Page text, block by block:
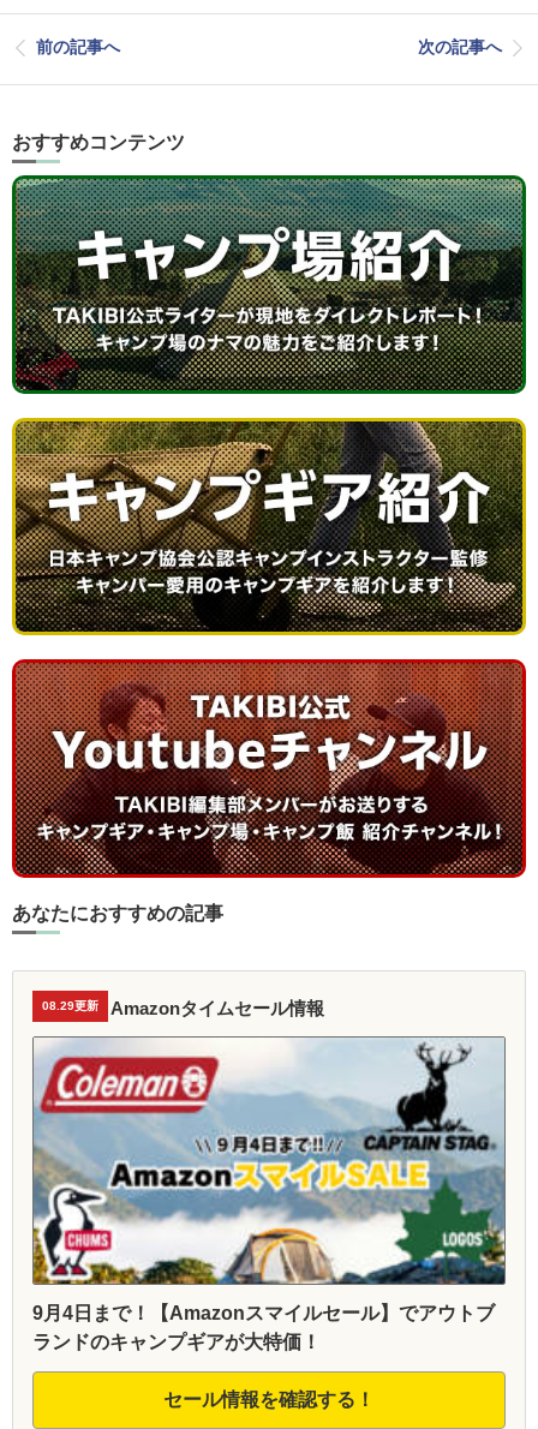
前の記事へ 次の記事へ
おすすめコンテンツ
あなたにおすすめの記事
08.29更新 Amazonタイムセール情報
9月4日まで！【Amazonスマイルセール】でアウトブ
ランドのキャンプギアが大特価！
セール情報を確認する！